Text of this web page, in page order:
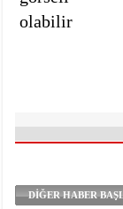
DİĞER HABER